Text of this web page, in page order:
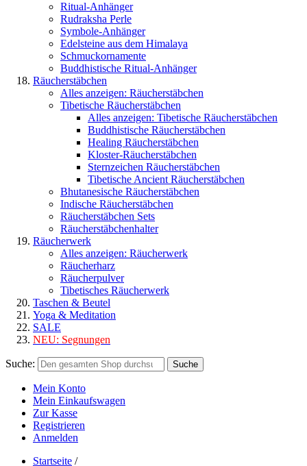
Ritual-Anhänger
Rudraksha Perle
Symbole-Anhänger
Edelsteine aus dem Himalaya
Schmuckornamente
Buddhistische Ritual-Anhänger
Räucherstäbchen
Alles anzeigen: Räucherstäbchen
Tibetische Räucherstäbchen
Alles anzeigen: Tibetische Räucherstäbchen
Buddhistische Räucherstäbchen
Healing Räucherstäbchen
Kloster-Räucherstäbchen
Sternzeichen Räucherstäbchen
Tibetische Ancient Räucherstäbchen
Bhutanesische Räucherstäbchen
Indische Räucherstäbchen
Räucherstäbchen Sets
Räucherstäbchenhalter
Räucherwerk
Alles anzeigen: Räucherwerk
Räucherharz
Räucherpulver
Tibetisches Räucherwerk
Taschen & Beutel
Yoga & Meditation
SALE
NEU: Segnungen
Suche: Suche
Mein Konto
Mein Einkaufswagen
Zur Kasse
Registrieren
Anmelden
Startseite /